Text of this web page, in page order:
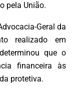
pela União.
Geral da
realizado em
que o
financeira às
protetiva.